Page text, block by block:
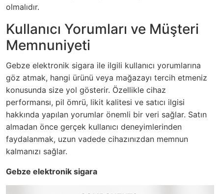
olmalıdır.
Kullanıcı Yorumları ve Müşteri
Memnuniyeti
Gebze elektronik sigara ile ilgili kullanıcı yorumlarına
göz atmak, hangi ürünü veya mağazayı tercih etmeniz
konusunda size yol gösterir. Özellikle cihaz
performansı, pil ömrü, likit kalitesi ve satıcı ilgisi
hakkında yapılan yorumlar önemli bir veri sağlar. Satın
almadan önce gerçek kullanıcı deneyimlerinden
faydalanmak, uzun vadede cihazınızdan memnun
kalmanızı sağlar.
Gebze elektronik sigara